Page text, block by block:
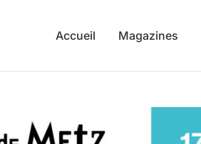
Accueil Magazines